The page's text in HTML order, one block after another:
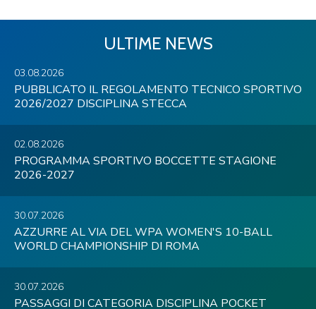
ULTIME NEWS
03.08.2026
PUBBLICATO IL REGOLAMENTO TECNICO SPORTIVO
2026/2027 DISCIPLINA STECCA
02.08.2026
PROGRAMMA SPORTIVO BOCCETTE STAGIONE
2026-2027
30.07.2026
AZZURRE AL VIA DEL WPA WOMEN'S 10-BALL
WORLD CHAMPIONSHIP DI ROMA
30.07.2026
PASSAGGI DI CATEGORIA DISCIPLINA POCKET